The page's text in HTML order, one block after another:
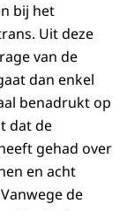
bij het
Uit deze
van de
dan enkel
benadrukt op
dat de
gehad over
en acht
de